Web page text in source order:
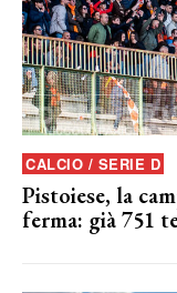
CALCIO / SERIE D
Pistoiese, la
ferma: già 751